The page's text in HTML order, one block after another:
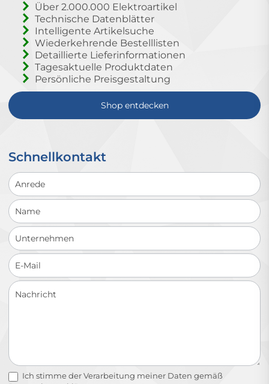
Über 2.000.000 Elektroartikel
Technische Datenblätter
Intelligente Artikelsuche
Wiederkehrende Bestelllisten
Detaillierte Lieferinformationen
Tagesaktuelle Produktdaten
Persönliche Preisgestaltung
Shop entdecken
Schnellkontakt
Schnellkontakt
Ich stimme der Verarbeitung meiner Daten gemäß